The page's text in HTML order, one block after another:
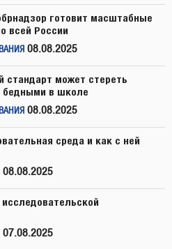
готовит масштабные
всей России
08.08.2025
стандарт может стереть
бедными в школе
08.08.2025
среда и как с ней
08.08.2025
07.08.2025